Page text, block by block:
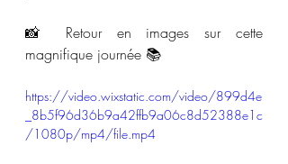
📸 Retour en images sur cette
magnifique journée 📚
https://video.wixstatic.com/video/899d4e
_8b5f96d36b9a42ffb9a06c8d52388e1c
/1080p/mp4/file.mp4